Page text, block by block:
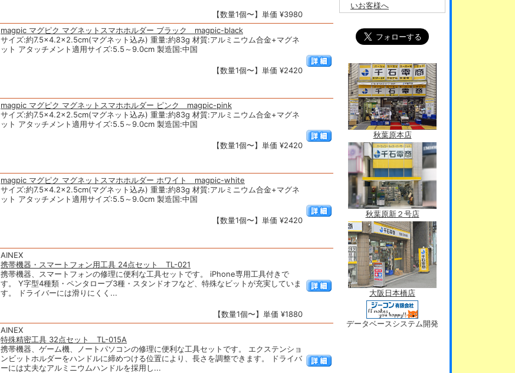
【数量1個〜】単価 ¥3980
magpic マグピク マグネットスマホホルダー ブラック magpic-black
サイズ:約7.5×4.2×2.5cm(マグネット込み) 重量:約83g 材質:アルミニウム合金+マグネ
ット アタッチメント適用サイズ:5.5～9.0cm 製造国:中国
【数量1個〜】単価 ¥2420
magpic マグピク マグネットスマホホルダー ピンク magpic-pink
サイズ:約7.5×4.2×2.5cm(マグネット込み) 重量:約83g 材質:アルミニウム合金+マグネ
ット アタッチメント適用サイズ:5.5～9.0cm 製造国:中国
【数量1個〜】単価 ¥2420
magpic マグピク マグネットスマホホルダー ホワイト magpic-white
サイズ:約7.5×4.2×2.5cm(マグネット込み) 重量:約83g 材質:アルミニウム合金+マグネ
ット アタッチメント適用サイズ:5.5～9.0cm 製造国:中国
【数量1個〜】単価 ¥2420
AINEX
携帯機器・スマートフォン用工具 24点セット TL-021
携帯機器、スマートフォンの修理に便利な工具セットです。 iPhone専用工具付きで
す。 Y字型4種類・ペンタローブ3種・スタンドオフなど、特殊なビットが充実していま
す。 ドライバーには滑りにくく...
【数量1個〜】単価 ¥1880
AINEX
特殊精密工具 32点セット TL-015A
携帯機器、ゲーム機、ノートパソコンの修理に便利な工具セットです。 エクステンショ
ンビットホルダーをハンドルに締めつける位置により、長さを調整できます。 ドライバ
ーには丈夫なアルミニウムハンドルを採用し...
いお客様へ
秋葉原本店
秋葉原新２号店
大阪日本橋店
データベースシステム開発